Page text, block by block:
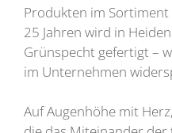
Produkten im
25 Jahren wird in
Grünspecht gefertigt –
im Unternehmen
Auf Augenhöhe mit